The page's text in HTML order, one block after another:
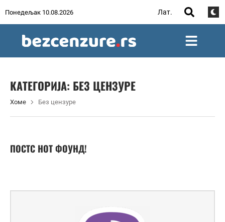
Понедељак 10.08.2026 Лат.
КАТЕГОРИЈА: БЕЗ ЦЕНЗУРЕ
Хоме Без цензуре
ПОСТС НОТ ФОУНД!